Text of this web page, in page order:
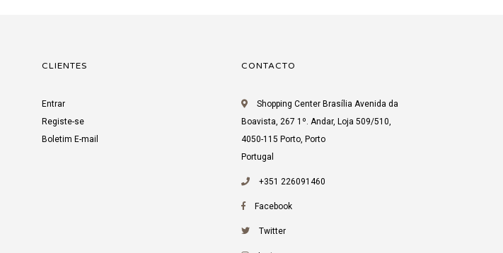
CLIENTES
Entrar
Registe-se
Boletim E-mail
CONTACTO
Shopping Center Brasília Avenida da
Boavista, 267 1º. Andar, Loja 509/510,
4050-115 Porto, Porto
Portugal
+351 226091460
Facebook
Twitter